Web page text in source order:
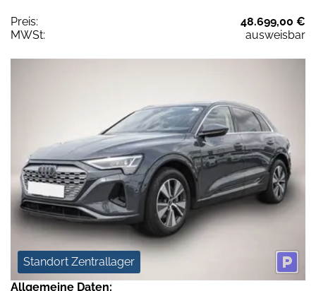
Preis:
48.699,00 €
MWSt:
ausweisbar
Standort Zentrallager
Allgemeine Daten: